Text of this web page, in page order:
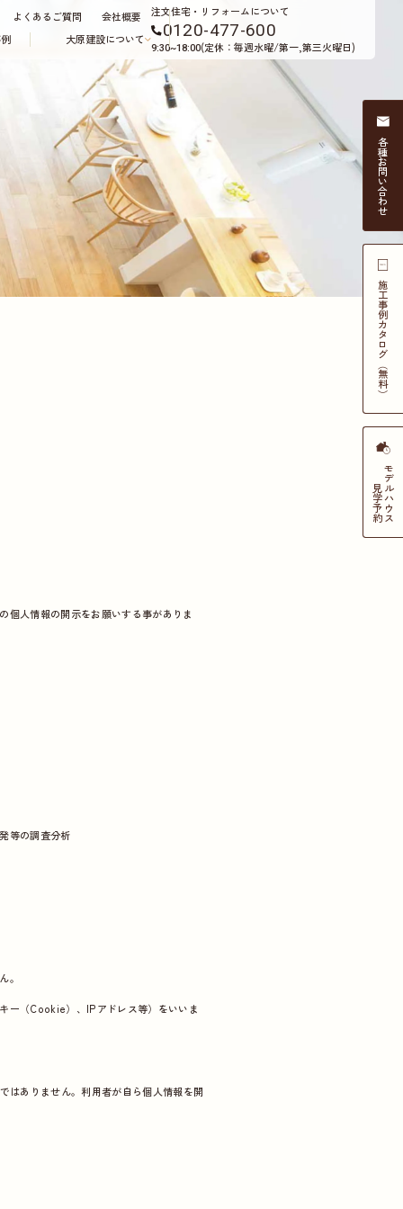
注文住宅・リフォームについて
0120-477-600
9:30~18:00(定休：毎週水曜/第一,第三火曜日)
大原建設について
よくあるご質問 会社概要
個人情報の開示をお願いする事がありま
等の調査分析
。
ー（Cookie）、IPアドレス等）をいいま
はありません。利用者が自ら個人情報を開
モデルハウス
見学
予約
施工事例
カタログ（無料）
各種
お問い合わせ